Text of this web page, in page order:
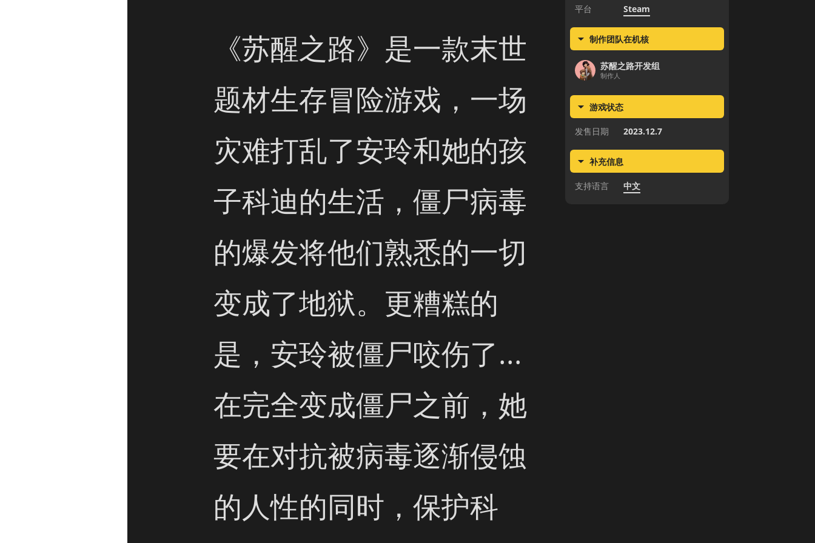
《苏醒之路》是一款末世
题材生存冒险游戏，一场
灾难打乱了安玲和她的孩
子科迪的生活，僵尸病毒
的爆发将他们熟悉的一切
变成了地狱。更糟糕的
是，安玲被僵尸咬伤了...
在完全变成僵尸之前，她
要在对抗被病毒逐渐侵蚀
的人性的同时，保护科
平台 Steam
制作团队在机核
苏醒之路开发组
制作人
游戏状态
发售日期 2023.12.7
补充信息
支持语言 中文